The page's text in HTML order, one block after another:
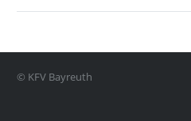
© KFV Bayreuth